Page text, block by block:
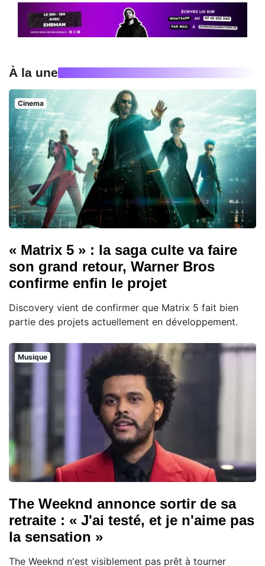
À la une
Cinema
« Matrix 5 » : la saga culte va faire
son grand retour, Warner Bros
confirme enfin le projet
Discovery vient de confirmer que Matrix 5 fait bien
partie des projets actuellement en développement.
Musique
The Weeknd annonce sortir de sa
retraite : « J'ai testé, et je n'aime pas
la sensation »
The Weeknd n'est visiblement pas prêt à tourner